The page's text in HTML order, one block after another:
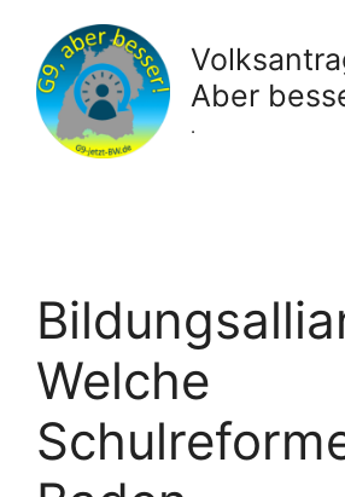
Inhalt
springen
Aber
.
Welche